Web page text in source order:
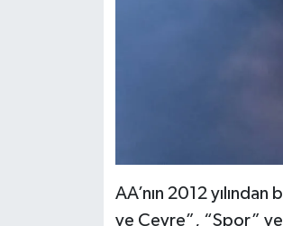
AA’nın 2012
ve Çevre”, “Spor”